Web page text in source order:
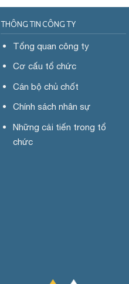
THÔNG TIN CÔNG TY
Tổng quan công ty
Cơ cấu tổ chức
Cán bộ chủ chốt
Chính sách nhân sự
Những cải tiến trong tổ
chức